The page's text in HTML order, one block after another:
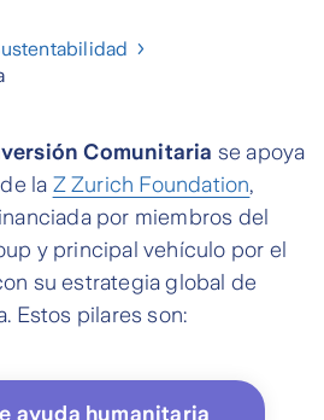
Comunitaria se apoya
la Z Zurich Foundation,
por miembros del
y principal vehículo por el
su estrategia global de
Estos pilares son:
ayuda humanitaria